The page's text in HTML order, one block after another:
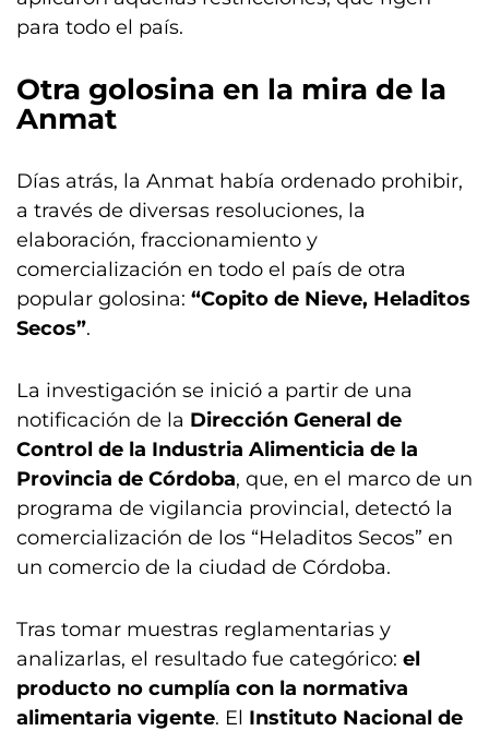
para todo el país.
Otra golosina en la mira de la
Anmat
Días atrás, la Anmat había ordenado prohibir,
a través de diversas resoluciones, la
elaboración, fraccionamiento y
comercialización en todo el país de otra
popular golosina: “Copito de Nieve, Heladitos
Secos”.
La investigación se inició a partir de una
notificación de la Dirección General de
Control de la Industria Alimenticia de la
Provincia de Córdoba, que, en el marco de un
programa de vigilancia provincial, detectó la
comercialización de los “Heladitos Secos” en
un comercio de la ciudad de Córdoba.
Tras tomar muestras reglamentarias y
analizarlas, el resultado fue categórico: el
producto no cumplía con la normativa
alimentaria vigente. El Instituto Nacional de